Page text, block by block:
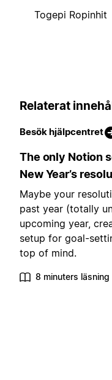
Togepi Ropinhit
Relaterat
Besök hjälpcentret
The only Notion
New Year’s
Maybe your
past year (totally
upcoming year,
setup for goal-
top of mind.
8 minuters läsning